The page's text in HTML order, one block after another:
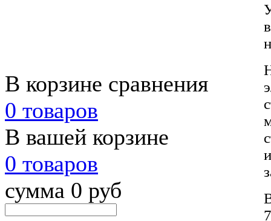
В корзине сравнения
0 товаров
В вашей корзине
0 товаров
сумма 0 руб